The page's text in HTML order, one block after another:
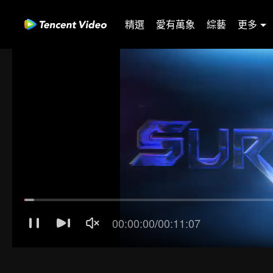
精選 愛有萬象 綜藝 更多